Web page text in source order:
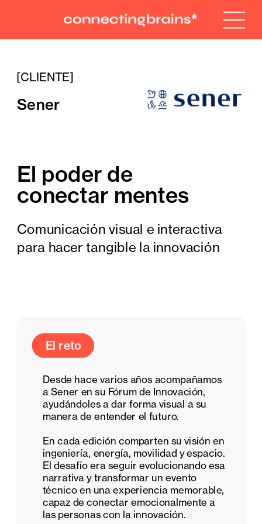
El poder de
conectar mentes
Comunicación visual e interactiva
para hacer tangible la innovación
El reto
Desde hace varios años acompañamos
a Sener en su Fórum de Innovación,
ayudándoles a dar forma visual a su
manera de entender el futuro.
En cada edición comparten su visión en
ingeniería, energía, movilidad y espacio.
El desafío era seguir evolucionando esa
narrativa y transformar un evento
técnico en una experiencia memorable,
capaz de conectar emocionalmente a
las personas con la innovación.
[CLIENTE]
Sener